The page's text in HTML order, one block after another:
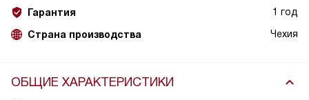
Гарантия 1 год
Страна производства Чехия
ОБЩИЕ ХАРАКТЕРИСТИКИ